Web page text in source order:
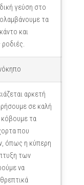
γεύση στο
τα
και
αρκετή
σε καλή
κόβουμε τα
που
όπως η κύπερη
των
να